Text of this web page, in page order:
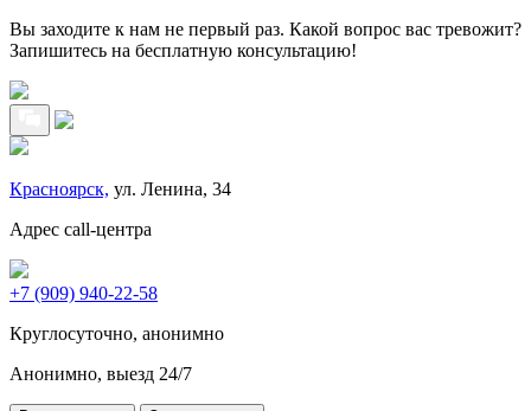
Вы заходите к нам не первый раз. Какой вопрос вас тревожит?
Запишитесь на бесплатную консультацию!
Красноярск, ул. Ленина, 34
Адрес call-центра
+7 (909) 940-22-58
Круглосуточно, анонимно
Анонимно, выезд 24/7